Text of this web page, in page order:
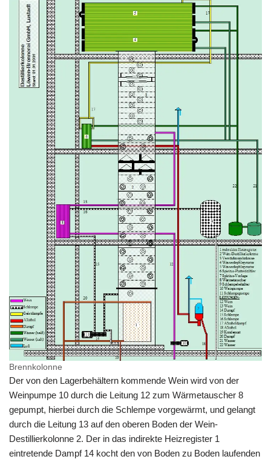
Brennkolonne
Der von den Lagerbehältern kommende Wein wird von der
Weinpumpe 10 durch die Leitung 12 zum Wärmetauscher 8
gepumpt, hierbei durch die Schlempe vorgewärmt, und gelangt
durch die Leitung 13 auf den oberen Boden der Wein-
Destillierkolonne 2. Der in das indirekte Heizregister 1
eintretende Dampf 14 kocht den von Boden zu Boden laufenden